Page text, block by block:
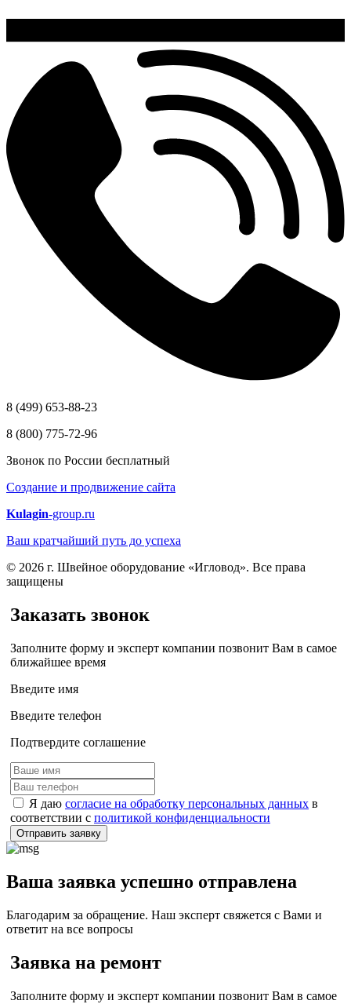
8 (499) 653-88-23
8 (800) 775-72-96
Звонок по России бесплатный
Создание и продвижение сайта
Kulagin-group.ru
Ваш кратчайший путь до успеха
© 2026 г. Швейное оборудование «Игловод». Все права
защищены
Заказать звонок
Заполните форму и эксперт компании позвонит Вам в самое
ближайшее время
Введите имя
Введите телефон
Подтвердите соглашение
Я даю согласие на обработку персональных данных в
соответствии с политикой конфиденциальности
Отправить заявку
Ваша заявка успешно отправлена
Благодарим за обращение. Наш эксперт свяжется с Вами и
ответит на все вопросы
Заявка на ремонт
Заполните форму и эксперт компании позвонит Вам в самое